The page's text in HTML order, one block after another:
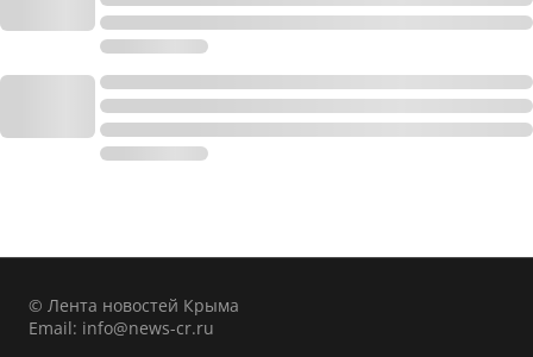
© Лента новостей Крыма
Email: info@news-cr.ru